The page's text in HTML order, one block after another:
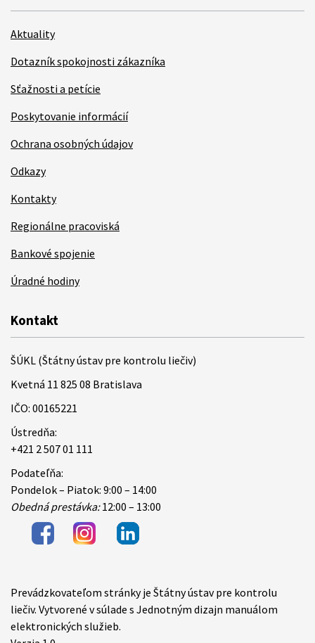
Aktuality
Dotazník spokojnosti zákazníka
Sťažnosti a petície
Poskytovanie informácií
Ochrana osobných údajov
Odkazy
Kontakty
Regionálne pracoviská
Bankové spojenie
Úradné hodiny
Kontakt
ŠÚKL (Štátny ústav pre kontrolu liečiv)
Kvetná 11 825 08 Bratislava
IČO: 00165221
Ústredňa:
+421 2 507 01 111
Podateľňa:
Pondelok – Piatok: 9:00 – 14:00
Obedná prestávka:12:00 – 13:00
Items
Prevádzkovateľom stránky je Štátny ústav pre kontrolu
liečiv. Vytvorené v súlade s Jednotným dizajn manuálom
elektronických služieb.